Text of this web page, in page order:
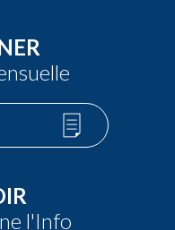
l'Info